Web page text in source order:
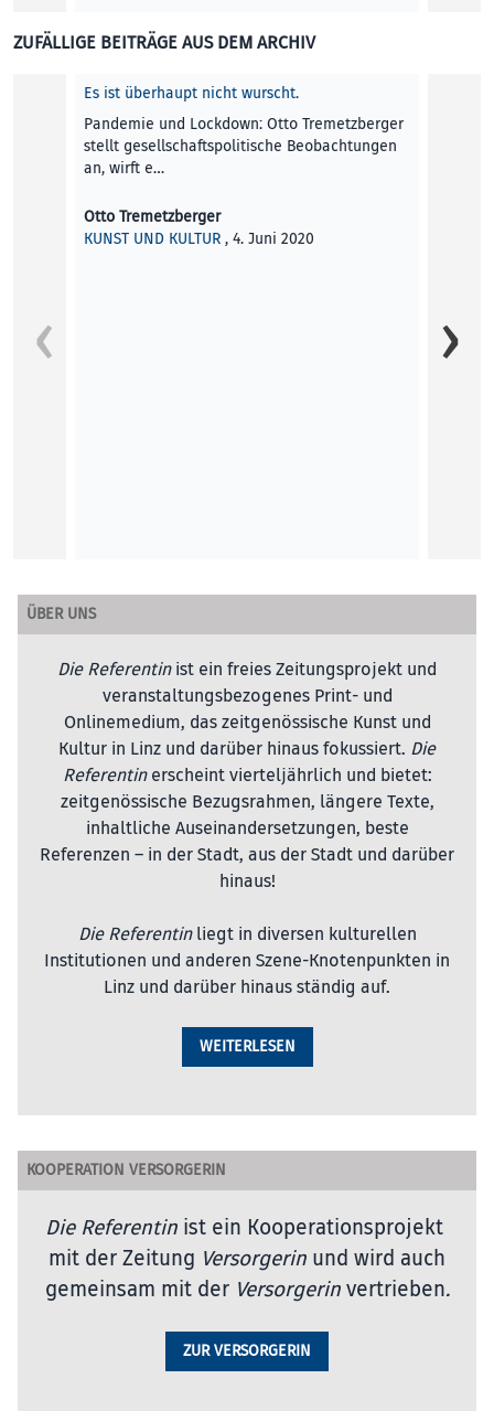
ZUFÄLLIGE BEITRÄGE AUS DEM ARCHIV
Es ist überhaupt nicht wurscht.
Pandemie und Lockdown: Otto Tremetzberger
stellt gesellschafts­politische Beobachtungen
an, wirft e…
Otto Tremetzberger
KUNST UND KULTUR , 4. Juni 2020
eine
frühe
ÜBER UNS
Die Referentinist ein freies Zeitungsprojekt und
veranstaltungsbezogenes Print- und
Onlinemedium, das zeitgenössische Kunst und
Kultur in Linz und darüber hinaus fokussiert. Die
Referentinerscheint vierteljährlich und bietet:
zeitgenössische Bezugsrahmen, längere Texte,
inhaltliche Auseinandersetzungen, beste
Referenzen – in der Stadt, aus der Stadt und darüber
hinaus!
Die Referentinliegt in diversen kulturellen
Institutionen und anderen Szene-Knotenpunkten in
Linz und darüber hinaus ständig auf.
WEITERLESEN
KOOPERATION VERSORGERIN
Die Referentin ist ein Kooperationsprojekt
mit der Zeitung Versorgerin und wird auch
gemeinsam mit der Versorgerinvertrieben.
ZUR VERSORGERIN